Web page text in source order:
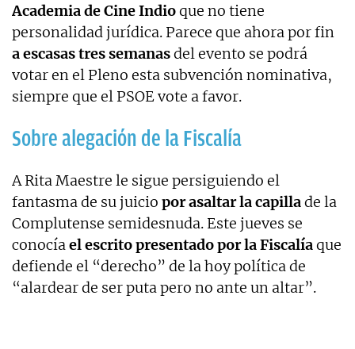
Academia de Cine Indioque no tiene
personalidad jurídica. Parece que ahora por fin
a escasas tres semanasdel evento se podrá
votar en el Pleno esta subvención nominativa,
siempre que el PSOE vote a favor.
Sobre alegación de la Fiscalía
A Rita Maestre le sigue persiguiendo el
fantasma de su juicio por asaltar la capillade la
Complutense semidesnuda. Este jueves se
conocía el escrito presentado por la Fiscalíaque
defiende el “derecho” de la hoy política de
“alardear de ser puta pero no ante un altar”.